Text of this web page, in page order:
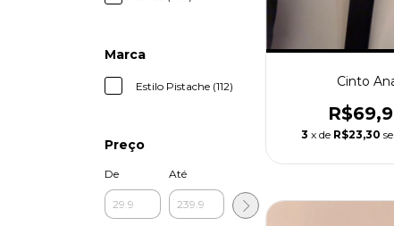
Marca
Estilo Pistache (112)
Preço
De Até
Cinto
3 x de R$23,30